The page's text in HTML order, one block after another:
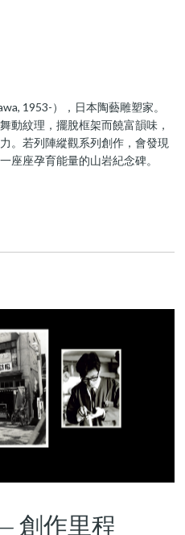
1953-），日本陶藝雕塑家。
動紋理，擺脫框架而饒富韻味，
。若列陣縱觀系列創作，會發現
座座孕育能量的山岩紀念碑。
創作里程